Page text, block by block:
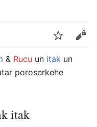
Nukarus
& Rucu un itak un
poroserkehe
itak